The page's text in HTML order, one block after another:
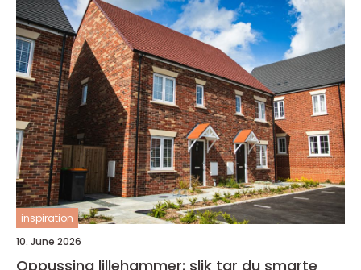
inspiration
10. June 2026
Oppussing lillehammer: slik tar du smarte